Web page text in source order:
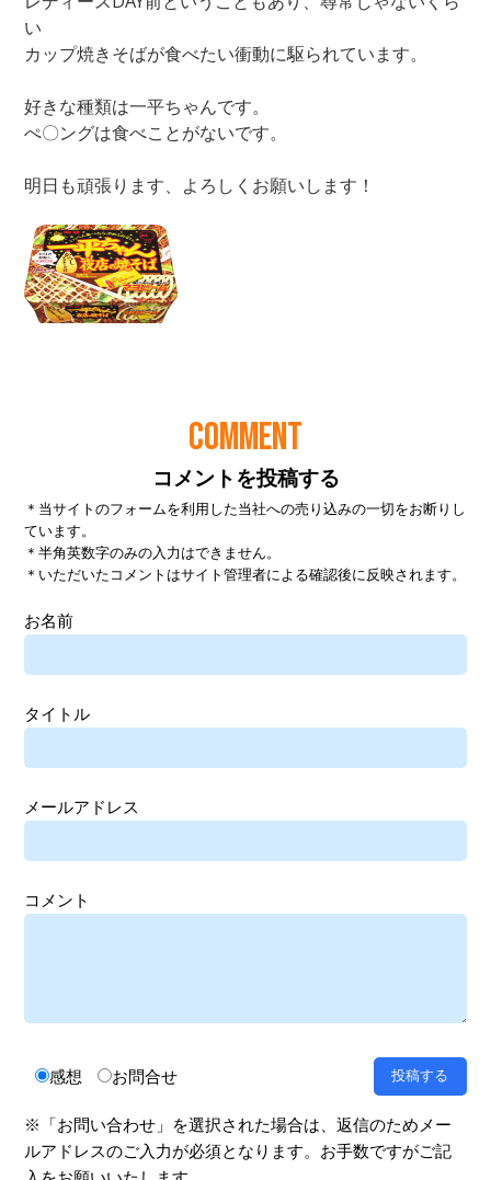
COMMENT
コメントを投稿する
＊当サイトのフォームを利用した当社への売り込みの一切をお断りし
ています。
＊半角英数字のみの入力はできません。
＊いただいたコメントはサイト管理者による確認後に反映されます。
お名前
タイトル
メールアドレス
コメント
感想 お問合せ
※「お問い合わせ」を選択された場合は、返信のためメー
ルアドレスのご入力が必須となります。お手数ですがご記